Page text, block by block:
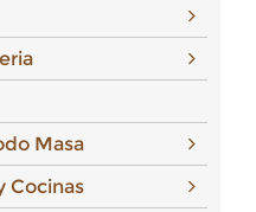
Masa
Cocinas